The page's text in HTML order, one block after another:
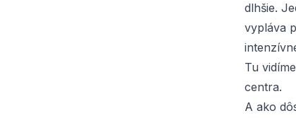
dlhšie.
vypláva
Tu
centra.
A ako